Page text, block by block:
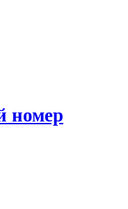
номер